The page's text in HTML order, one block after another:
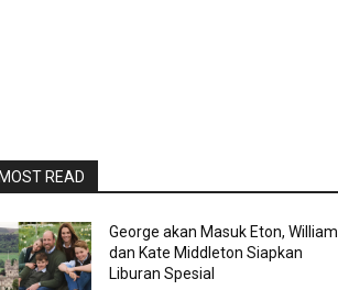
READ
George akan Masuk Eton, William
dan Kate Middleton Siapkan
Liburan Spesial